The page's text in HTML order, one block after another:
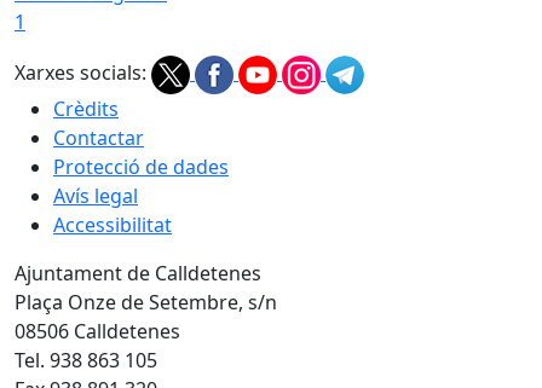
1
Xarxes socials:
Crèdits
Contactar
Protecció de dades
Avís legal
Accessibilitat
Ajuntament de Calldetenes
Plaça Onze de Setembre, s/n
08506 Calldetenes
Tel. 938 863 105